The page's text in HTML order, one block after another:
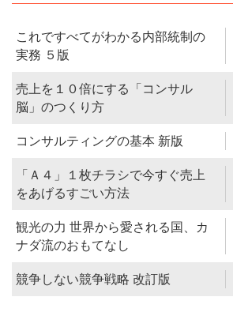
これですべてがわかる内部統制の
実務 ５版
売上を１０倍にする「コンサル
脳」のつくり方
コンサルティングの基本 新版
「Ａ４」１枚チラシで今すぐ売上
をあげるすごい方法
観光の力 世界から愛される国、カ
ナダ流のおもてなし
競争しない競争戦略 改訂版